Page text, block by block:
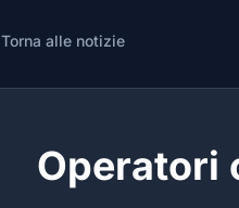
Torna alle notizie
Operatori